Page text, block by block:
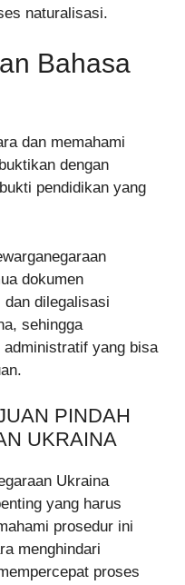
naturalisasi.
Bahasa
dan memahami
dengan
pendidikan yang
dokumen
dilegalisasi
sehingga
yang bisa
PINDAH
UKRAINA
Ukraina
yang harus
prosedur ini
menghindari
proses